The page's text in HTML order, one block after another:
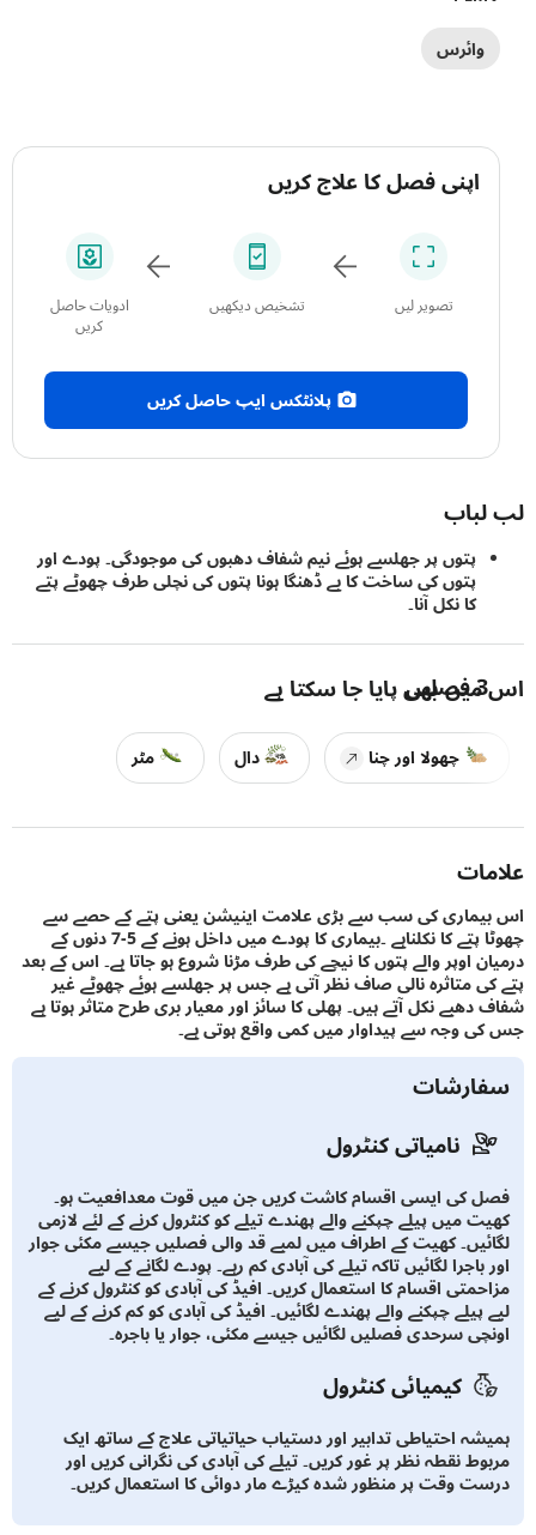
اپنی فصل کا علاج کریں
تصویر لیں تشخیص دیکھیں
ادویات حاصل
پلانٹکس ایپ حاصل کریں
پتوں پر جھلسے ہوئے نیم شفاف دھبوں کی موجودگی۔ پودے اور
پتوں کی ساخت کا بے ڈھنگا ہونا پتوں کی نچلی طرف چھوٹے پتے
کا نکل آنا۔
بھی پایا جا سکتا ہے
فصلیں
چھولا اور چنا دال مٹر
کی سب سے بڑی علامت اینیشن یعنی پتے کے حصے سے
چھوٹا پتے کا نکلناہے ۔بیماری کا پودے میں داخل ہونے کے 5-7 دنوں کے
اوپر والے پتوں کا نیچے کی طرف مڑنا شروع ہو جاتا ہے۔ اس کے بعد
متاثرہ نالی صاف نظر آتی ہے جس پر جھلسے ہوئے چھوٹے غیر
نکل آتے ہیں۔ پھلی کا سائز اور معیار بری طرح متاثر ہوتا ہے
وجہ سے پیداوار میں کمی واقع ہوتی ہے۔
نامیاتی کنٹرول
کی ایسی اقسام کاشت کریں جن میں قوت معدافعیت ہو۔
میں پیلے چپکنے والے پھندے تیلے کو کنٹرول کرنے کے لئے لازمی
کھیت کے اطراف میں لمبے قد والی فصلیں جیسے مکئی جوار
باجرا لگائیں تاکہ تیلے کی آبادی کم رہے۔ پودے لگانے کے لیے
اقسام کا استعمال کریں۔ افیڈ کی آبادی کو کنٹرول کرنے کے
پیلے چپکنے والے پھندے لگائیں۔ افیڈ کی آبادی کو کم کرنے کے لیے
سرحدی فصلیں لگائیں جیسے مکئی، جوار یا باجرہ۔
کیمیائی کنٹرول
احتیاطی تدابیر اور دستیاب حیاتیاتی علاج کے ساتھ ایک
نقطہ نظر پر غور کریں۔ تیلے کی آبادی کی نگرانی کریں اور
وقت پر منظور شدہ کیڑے مار دوائی کا استعمال کریں۔